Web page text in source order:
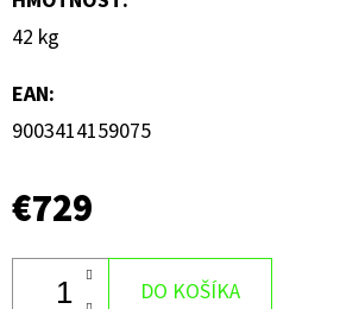
42 kg
EAN:
9003414159075
€729
DO KOŠÍKA